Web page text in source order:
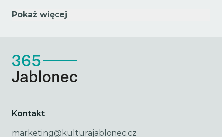
Pokaż więcej
Kontakt
marketing@kulturajablonec.cz